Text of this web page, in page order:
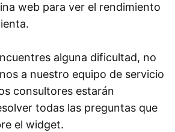
web para ver el rendimiento
alguna dificultad, no
a nuestro equipo de servicio
consultores estarán
todas las preguntas que
el widget.